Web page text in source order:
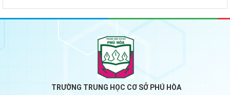
TRƯỜNG TRUNG HỌC CƠ SỞ PHÚ HÒA